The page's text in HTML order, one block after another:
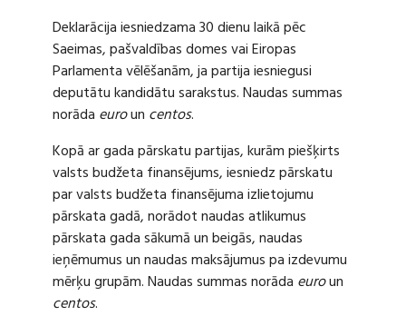
Deklarācija iesniedzama 30 dienu laikā pēc
Saeimas, pašvaldības domes vai Eiropas
Parlamenta vēlēšanām, ja partija iesniegusi
deputātu kandidātu sarakstus. Naudas summas
norāda euroun centos.
Kopā ar gada pārskatu partijas, kurām piešķirts
valsts budžeta finansējums, iesniedz pārskatu
par valsts budžeta finansējuma izlietojumu
pārskata gadā, norādot naudas atlikumus
pārskata gada sākumā un beigās, naudas
ieņēmumus un naudas maksājumus pa izdevumu
mērķu grupām. Naudas summas norāda euroun
centos.